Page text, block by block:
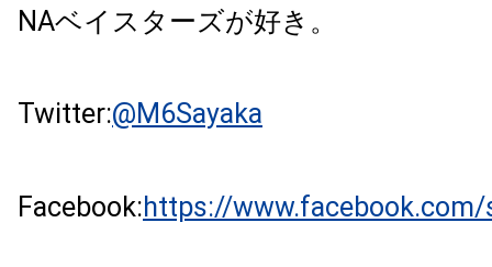
NAベイスターズが好き。
Twitter:@M6Sayaka
Facebook:https://